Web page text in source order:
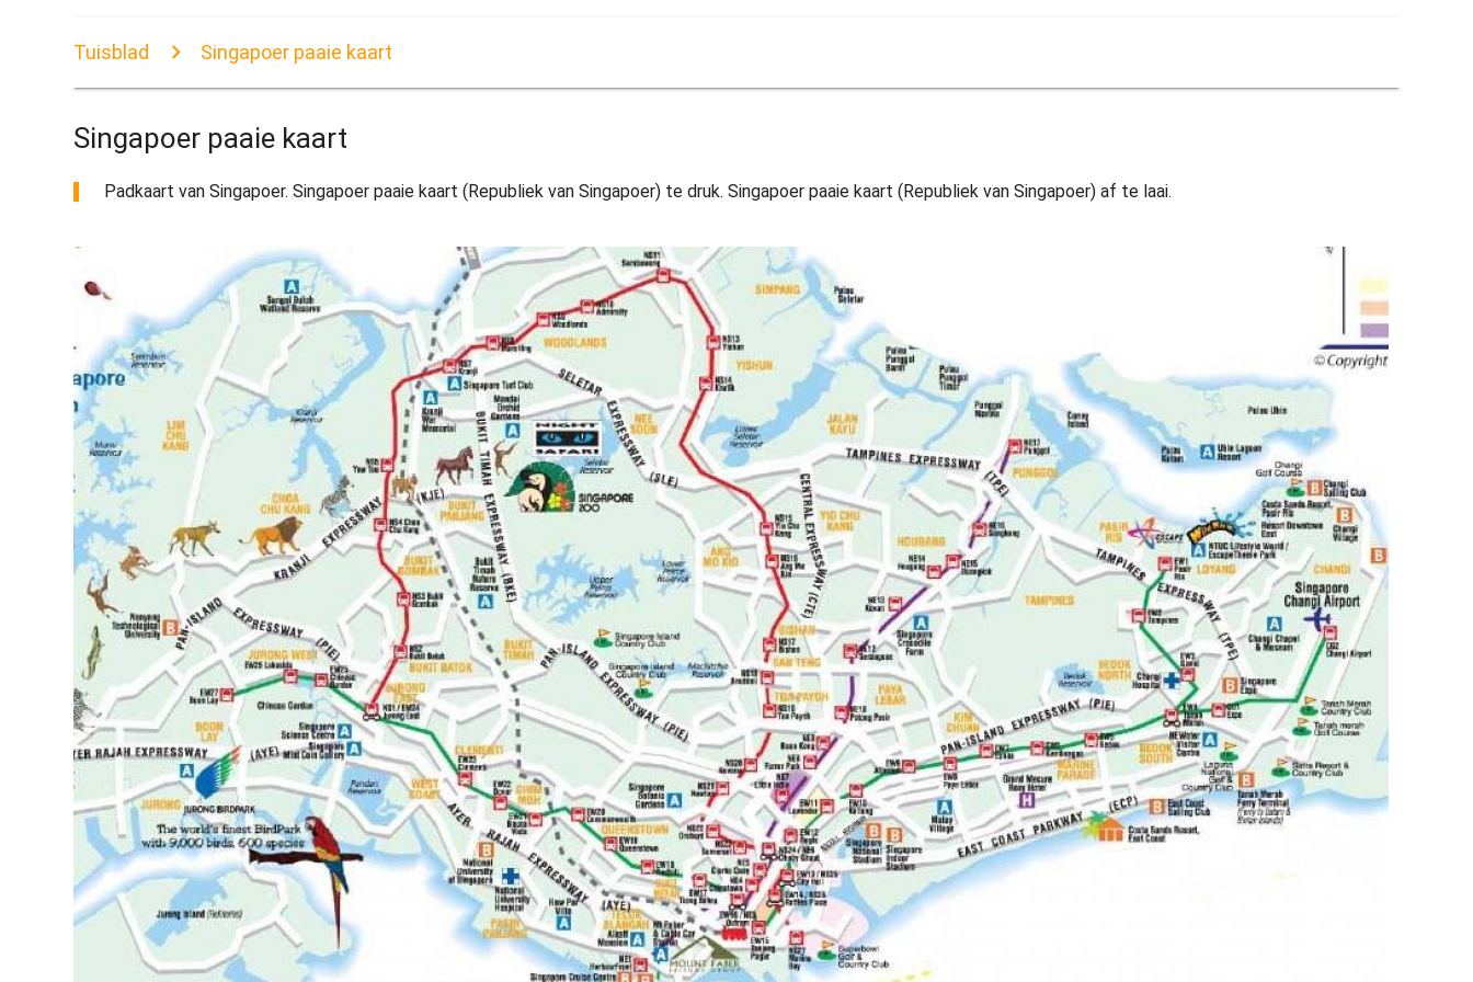
Tuisblad Singapoer paaie kaart
Singapoer paaie kaart
Padkaart van Singapoer. Singapoer paaie kaart (Republiek van Singapoer) te druk. Singapoer paaie kaart (Republiek van Singapoer) af te laai.